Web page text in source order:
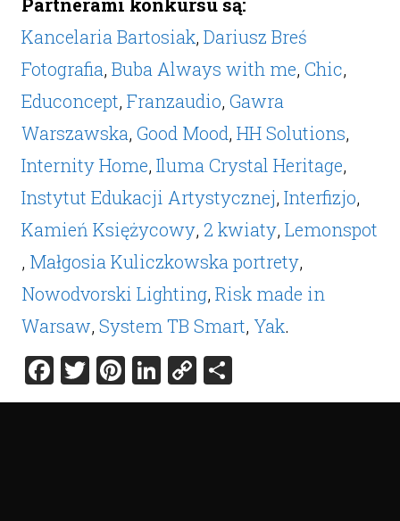
Kancelaria Bartosiak, Dariusz Breś
Fotografia, Buba Always with me, Chic,
Educoncept, Franzaudio, Gawra
Warszawska, Good Mood, HH Solutions,
Internity Home, Iluma Crystal Heritage,
Instytut Edukacji Artystycznej, Interfizjo,
Kamień Księżycowy, 2 kwiaty, Lemonspot
, Małgosia Kuliczkowska portrety,
Nowodvorski Lighting, Risk made in
Warsaw, System TB Smart, Yak.
Facebook
Twitter
Pinterest
LinkedIn
Copy
Link
Share